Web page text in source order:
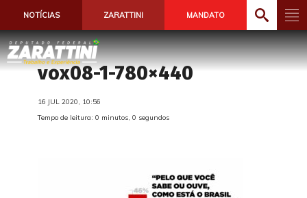
NOTÍCIAS ZARATTINI MANDATO
vox08-1-780×440
16 JUL 2020, 10:56
Tempo de leitura: 0 minutos, 0 segundos